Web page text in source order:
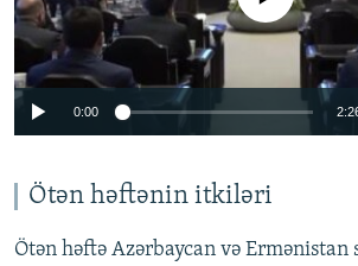
0:00
Ötən həftənin itkiləri
Ötən həftə Azərbaycan və Ermənistan